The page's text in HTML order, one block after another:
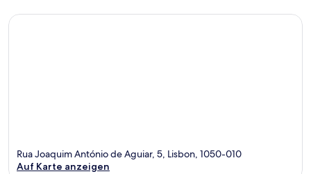
Rua Joaquim António de Aguiar, 5, Lisbon, 1050-010
Auf Karte anzeigen